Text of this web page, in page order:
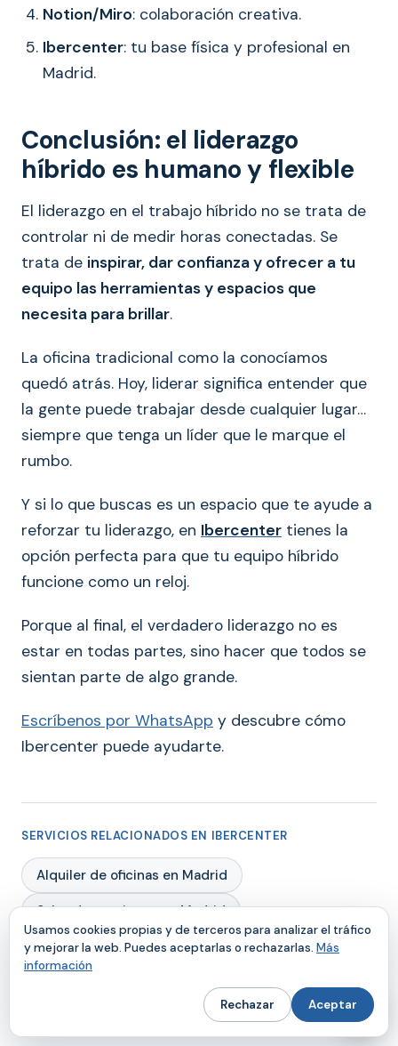
Notion/Miro: colaboración creativa.
Ibercenter: tu base física y profesional en
Madrid.
Conclusión: el liderazgo
híbrido es humano y flexible
El liderazgo en el trabajo híbrido no se trata de
controlar ni de medir horas conectadas. Se
trata de inspirar, dar confianza y ofrecer a tu
equipo las herramientas y espacios que
necesita para brillar.
La oficina tradicional como la conocíamos
quedó atrás. Hoy, liderar significa entender que
la gente puede trabajar desde cualquier lugar…
siempre que tenga un líder que le marque el
rumbo.
Y si lo que buscas es un espacio que te ayude a
reforzar tu liderazgo, en Ibercenter tienes la
opción perfecta para que tu equipo híbrido
funcione como un reloj.
Porque al final, el verdadero liderazgo no es
estar en todas partes, sino hacer que todos se
sientan parte de algo grande.
Escríbenos por WhatsApp y descubre cómo
Ibercenter puede ayudarte.
SERVICIOS RELACIONADOS EN IBERCENTER
Alquiler de oficinas en Madrid
Salas de reuniones en Madrid
Oficina virtual en Madrid
Usamos cookies propias y de terceros para analizar el tráfico
y mejorar la web. Puedes aceptarlas o rechazarlas. Más
información
Rechazar Aceptar